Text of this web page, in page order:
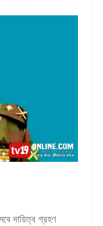
দায়িত্ব গ্রহণ